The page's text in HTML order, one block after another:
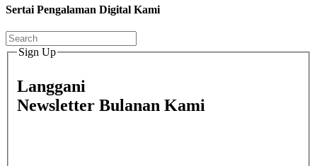
Sertai Pengalaman Digital Kami
Sign Up
Langgani
Newsletter Bulanan Kami